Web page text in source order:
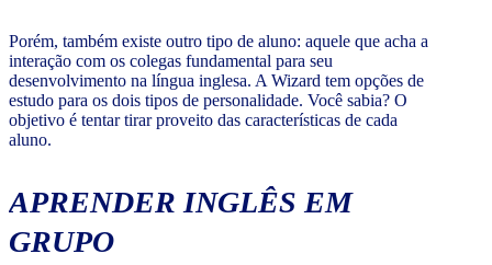
Porém, também existe outro tipo de aluno: aquele que acha a
interação com os colegas fundamental para seu
desenvolvimento na língua inglesa. A Wizard tem opções de
estudo para os dois tipos de personalidade. Você sabia? O
objetivo é tentar tirar proveito das características de cada
aluno.
APRENDER INGLÊS EM
GRUPO